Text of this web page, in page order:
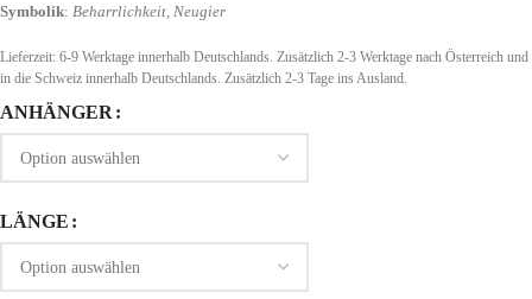
Symbolik: Beharrlichkeit, Neugier
Lieferzeit: 6-9 Werktage innerhalb Deutschlands. Zusätzlich 2-3 Werktage nach Österreich und
in die Schweiz innerhalb Deutschlands. Zusätzlich 2-3 Tage ins Ausland.
ANHÄNGER
LÄNGE